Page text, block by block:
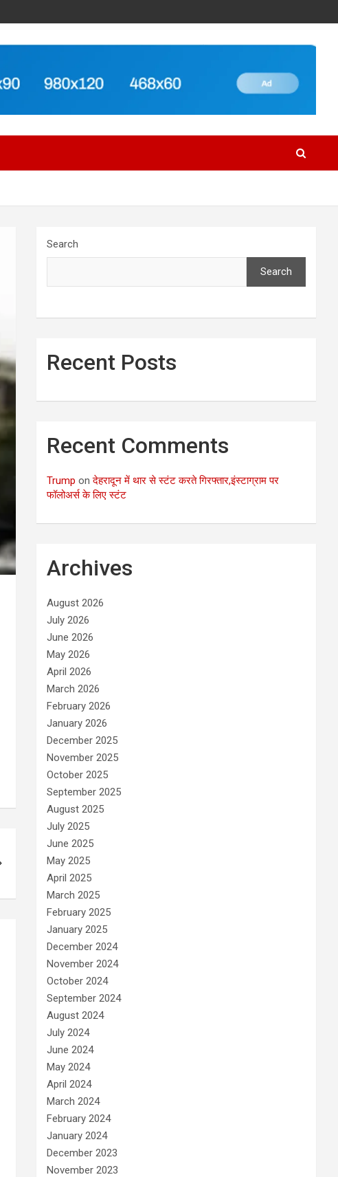
Search
Search
Recent Posts
Recent Comments
Trump onदेहरादून में थार से स्टंट करते गिरफ्तार,इंस्टाग्राम पर
फॉलोअर्स के लिए स्टंट
Archives
August 2026
July 2026
June 2026
May 2026
April 2026
March 2026
February 2026
January 2026
December 2025
November 2025
October 2025
September 2025
August 2025
July 2025
June 2025
May 2025
April 2025
March 2025
February 2025
January 2025
December 2024
November 2024
October 2024
September 2024
August 2024
July 2024
June 2024
May 2024
April 2024
March 2024
February 2024
January 2024
December 2023
November 2023